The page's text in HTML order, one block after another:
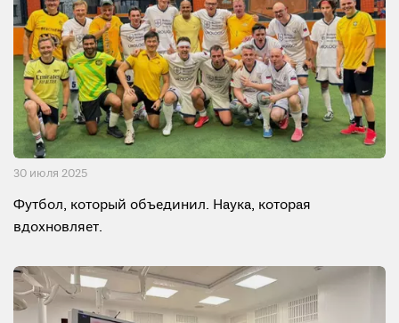
30 июля 2025
Футбол, который объединил. Наука, которая
вдохновляет.